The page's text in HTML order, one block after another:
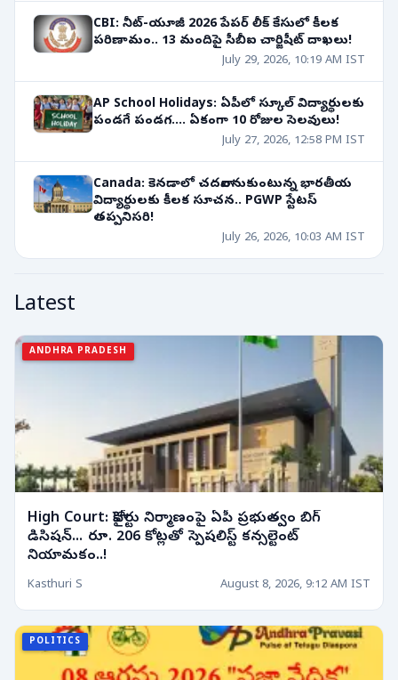
CBI: నీట్-యూజీ 2026 పేపర్ లీక్ కేసులో కీలక
పరిణామం.. 13 మందిపై సీబీఐ చార్జిషీట్ దాఖలు!
July 29, 2026, 10:19 AM IST
AP School Holidays: ఏపీలో స్కూల్ విద్యార్థులకు
పండగే పండగ.... ఏకంగా 10 రోజుల సెలవులు!
July 27, 2026, 12:58 PM IST
Canada: కెనడాలో చదవాలనుకుంటున్న భారతీయ
విద్యార్థులకు కీలక సూచన.. PGWP స్టేటస్
తప్పనిసరి!
July 26, 2026, 10:03 AM IST
Latest
ANDHRA PRADESH
High Court: హైకోర్టు నిర్మాణంపై ఏపీ ప్రభుత్వం బిగ్
డిసిషన్... రూ. 206 కోట్లతో స్పెషలిస్ట్ కన్సల్టెంట్
నియామకం..!
Kasthuri S August 8, 2026, 9:12 AM IST
POLITICS